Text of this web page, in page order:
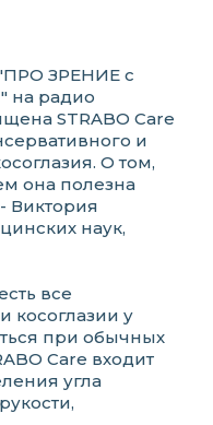
ЗРЕНИЕ с
на радио
STRABO Care
и
О том,
она полезна
Виктория
наук,
все
косоглазии у
при обычных
Care входит
угла